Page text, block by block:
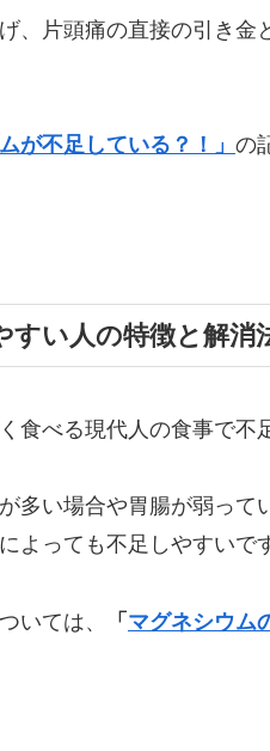
、片頭痛の直接の引き金
が不足している？！」 の
すい人の特徴と解消
食べる現代人の食事で不
多い場合や胃腸が弱って
よっても不足しやすいで
いては、 「 マグネシウム